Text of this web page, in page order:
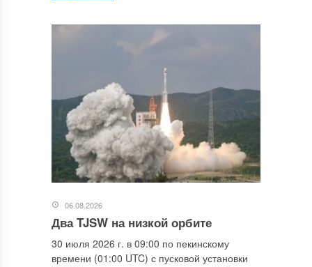
06.08.2026
Два TJSW на низкой орбите
30 июля 2026 г. в 09:00 по пекинскому
времени (01:00 UTC) с пусковой установки